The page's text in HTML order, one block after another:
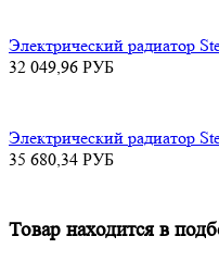
Электрический радиатор
32 049,96 РУБ
Электрический радиатор
35 680,34 РУБ
Товар находится в